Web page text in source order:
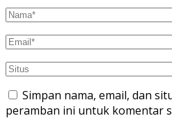
Simpan nama, email, dan
peramban ini untuk komentar